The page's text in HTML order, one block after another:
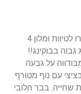
הדיל כולל טיסות ישירות הלוך חזור למונטנגרו לטיוות ומלון 4
גבוה בבוקינג!!
נמצא במרחק של 4 קמ מבודווה על גבעה
2 קמ בחוף בציצי עם נוף מטורף .
שחייה. בבר הלובי